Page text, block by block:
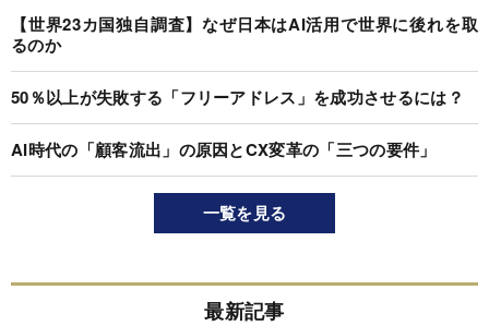
【世界23カ国独自調査】なぜ日本はAI活用で世界に後れを取
るのか
50％以上が失敗する「フリーアドレス」を成功させるには？
AI時代の「顧客流出」の原因とCX変革の「三つの要件」
一覧を見る
最新記事